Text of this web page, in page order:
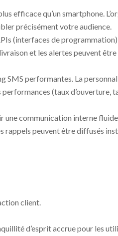
efficace qu’un smartphone.
précisément votre audience.
(interfaces de
et les alertes peuvent être
SMS performantes. La
(taux d’ouverture,
communication interne fluide
rappels peuvent être diffusés
client.
d’esprit accrue pour les